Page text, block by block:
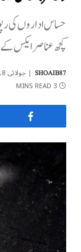
حساس اداروں کی
کچھ عناصر ایکس کے
SHOAIB87 جولائی 8, 2024
3 MINS READ